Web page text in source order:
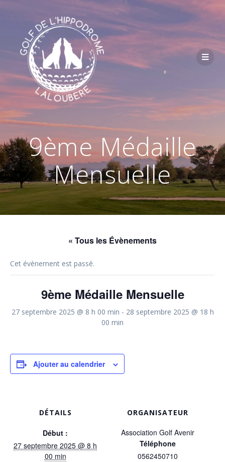
Passer
contenu
9ème Médaille
Mensuelle
« Tous les Évènements
Cet évènement est passé.
9ème Médaille Mensuelle
27 septembre 2025 @ 8 h 00 min - 28 septembre 2025 @ 18 h
00 min
Ajouter au calendrier
DÉTAILS
Début :
27 septembre 2025 @ 8 h
00 min
ORGANISATEUR
Association Golf Avenir
Téléphone
0562450710